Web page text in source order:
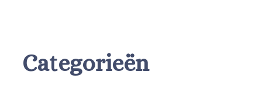
Categorieën